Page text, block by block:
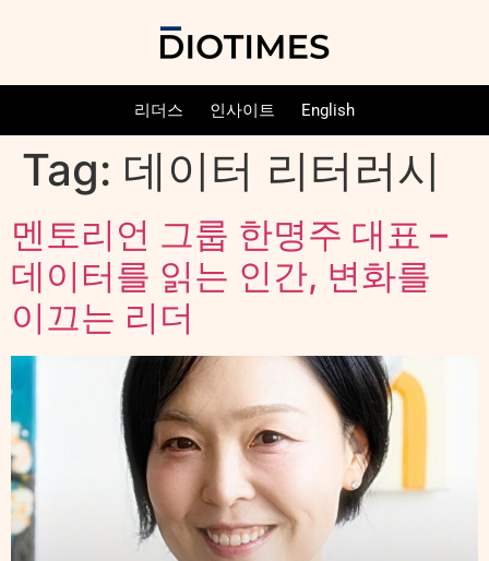
리더스 인사이트 English
Tag: 데이터 리터러시
멘토리언 그룹 한명주 대표 –
데이터를 읽는 인간, 변화를
이끄는 리더